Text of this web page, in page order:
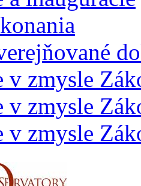
v zmysle
v zmysle
v zmysle